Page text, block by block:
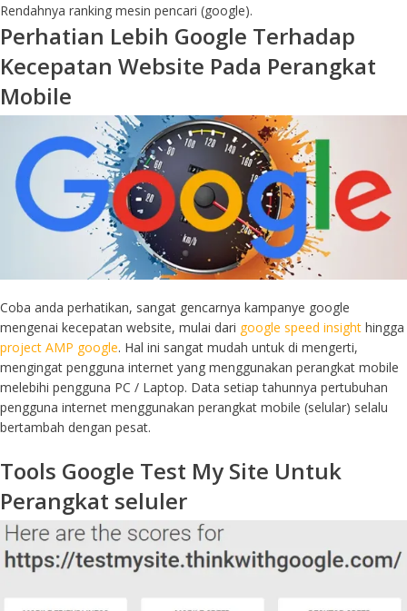
Rendahnya ranking mesin pencari (google).
Perhatian Lebih Google Terhadap
Kecepatan Website Pada Perangkat
Mobile
Coba anda perhatikan, sangat gencarnya kampanye google
mengenai kecepatan website, mulai dari google speed insight hingga
project AMP google. Hal ini sangat mudah untuk di mengerti,
mengingat pengguna internet yang menggunakan perangkat mobile
melebihi pengguna PC / Laptop. Data setiap tahunnya pertubuhan
pengguna internet menggunakan perangkat mobile (selular) selalu
bertambah dengan pesat.
Tools Google Test My Site Untuk
Perangkat seluler